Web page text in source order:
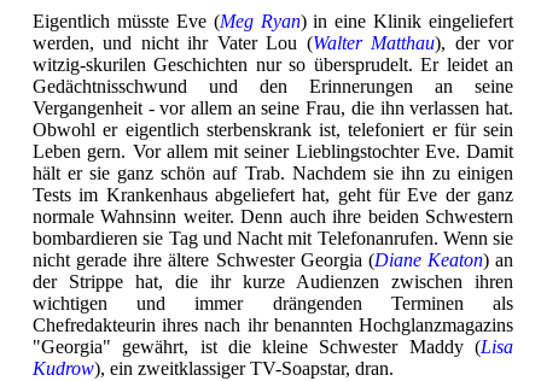
Eigentlich müsste Eve (Meg Ryan) in eine Klinik eingeliefert
werden, und nicht ihr Vater Lou (Walter Matthau), der vor
witzig-skurilen Geschichten nur so übersprudelt. Er leidet an
Gedächtnisschwund und den Erinnerungen an seine
Vergangenheit - vor allem an seine Frau, die ihn verlassen hat.
Obwohl er eigentlich sterbenskrank ist, telefoniert er für sein
Leben gern. Vor allem mit seiner Lieblingstochter Eve. Damit
hält er sie ganz schön auf Trab. Nachdem sie ihn zu einigen
Tests im Krankenhaus abgeliefert hat, geht für Eve der ganz
normale Wahnsinn weiter. Denn auch ihre beiden Schwestern
bombardieren sie Tag und Nacht mit Telefonanrufen. Wenn sie
nicht gerade ihre ältere Schwester Georgia (Diane Keaton) an
der Strippe hat, die ihr kurze Audienzen zwischen ihren
wichtigen und immer drängenden Terminen als
Chefredakteurin ihres nach ihr benannten Hochglanzmagazins
"Georgia" gewährt, ist die kleine Schwester Maddy (Lisa
Kudrow), ein zweitklassiger TV-Soapstar, dran.